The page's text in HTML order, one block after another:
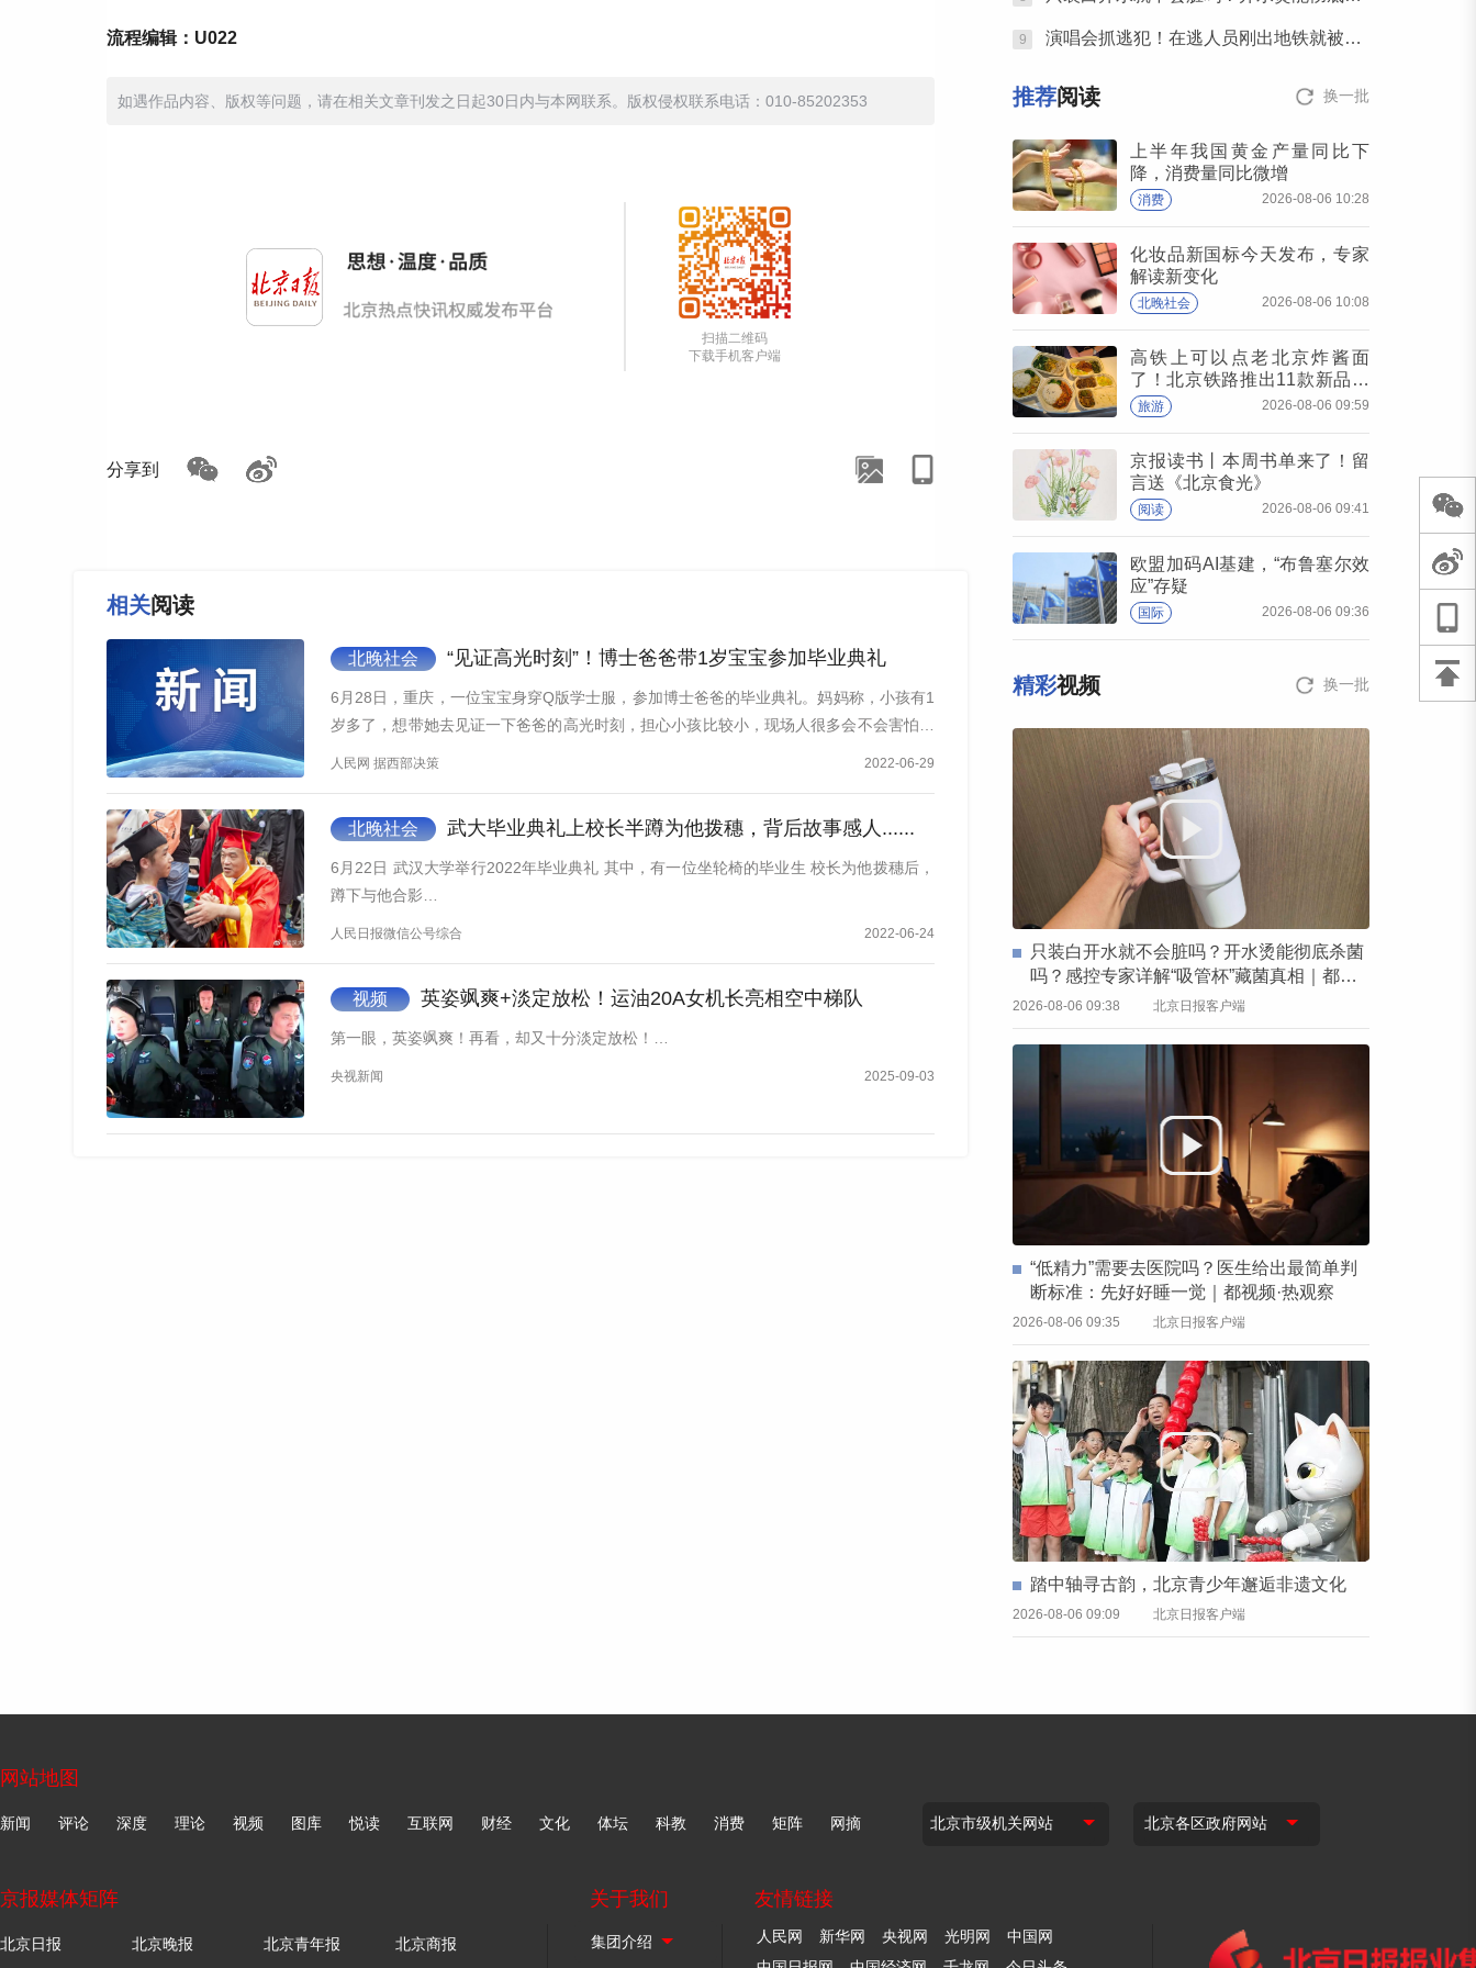
流程编辑：U022
如遇作品内容、版权等问题，请在相关文章刊发之日起30日内与本网联系。版权侵权联系电话：010-85202353
扫描二维码
下载手机客户端
分享到
相关阅读
北晚社会 “见证高光时刻”！博士爸爸带1岁宝宝参加毕业典礼
6月28日，重庆，一位宝宝身穿Q版学士服，参加博士爸爸的毕业典礼。妈妈称，小孩有1
岁多了，想带她去见证一下爸爸的高光时刻，担心小孩比较小，现场人很多会不会害怕，
人民网 据西部决策 2022-06-29
北晚社会 武大毕业典礼上校长半蹲为他拨穗，背后故事感人......
6月22日 武汉大学举行2022年毕业典礼 其中，有一位坐轮椅的毕业生 校长为他拨穗后，
蹲下与他合影…
人民日报微信公号综合 2022-06-24
视频 英姿飒爽+淡定放松！运油20A女机长亮相空中梯队
第一眼，英姿飒爽！再看，却又十分淡定放松！…
央视新闻 2025-09-03
9 演唱会抓逃犯！在逃人员刚出地铁就被逮住
推荐阅读 换一批
上半年我国黄金产量同比下
降，消费量同比微增
消费 2026-08-06 10:28
化妆品新国标今天发布，专家
解读新变化
北晚社会 2026-08-06 10:08
高铁上可以点老北京炸酱面
了！北京铁路推出11款新品高
铁餐
旅游 2026-08-06 09:59
京报读书丨本周书单来了！留
言送《北京食光》
阅读 2026-08-06 09:41
欧盟加码AI基建，“布鲁塞尔效
应”存疑
国际 2026-08-06 09:36
精彩视频 换一批
只装白开水就不会脏吗？开水烫能彻底杀菌
吗？感控专家详解“吸管杯”藏菌真相｜都视
频·热观察
2026-08-06 09:38 北京日报客户端
“低精力”需要去医院吗？医生给出最简单判
断标准：先好好睡一觉｜都视频·热观察
2026-08-06 09:35 北京日报客户端
踏中轴寻古韵，北京青少年邂逅非遗文化
2026-08-06 09:09 北京日报客户端
网站地图
新闻 评论 深度 理论 视频 图库 悦读 互联网 财经 文化 体坛 科教 消费 矩阵 网摘
京报媒体矩阵
北京日报 北京晚报 北京青年报 北京商报
关于我们 友情链接
人民网 新华网 央视网 光明网
中国网